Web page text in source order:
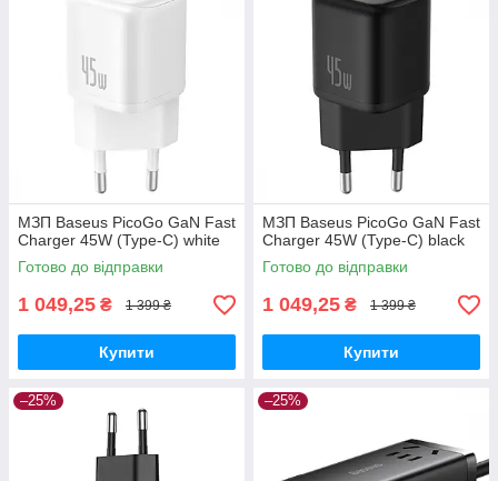
МЗП Baseus PicoGo GaN Fast
Charger 45W (Type-C) white
Готово до відправки
1 049,25 ₴ 1 399 ₴
Купити
МЗП Baseus PicoGo GaN Fast
Charger 45W (Type-C) black
Готово до відправки
1 049,25 ₴ 1 399 ₴
Купити
–25% –25%